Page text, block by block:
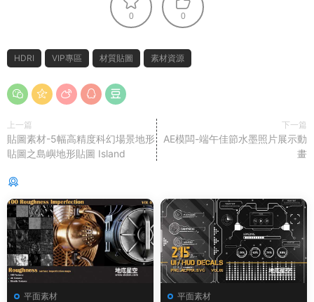
0 0
HDRI VIP專區 材質貼圖 素材資源
上一篇
貼圖素材-5幅高精度科幻場景地形
貼圖之島嶼地形貼圖 Island
下一篇
AE模闆-端午佳節水墨照片展示動
畫
平面素材 平面素材